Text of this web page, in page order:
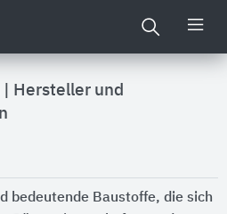
Hersteller und
bedeutende Baustoffe, die sich